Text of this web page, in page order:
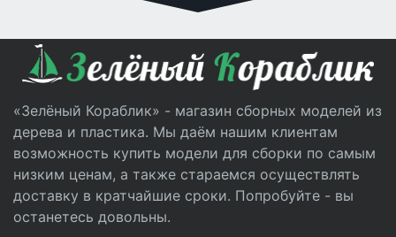
«Зелёный Кораблик» - магазин сборных моделей из
дерева и пластика. Мы даём нашим клиентам
возможность купить модели для сборки по самым
низким ценам, а также стараемся осуществлять
доставку в кратчайшие сроки. Попробуйте - вы
останетесь довольны.